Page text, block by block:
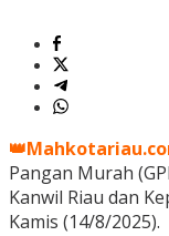
Pangan Murah
Kanwil Riau dan
Kamis (14/8/2025).